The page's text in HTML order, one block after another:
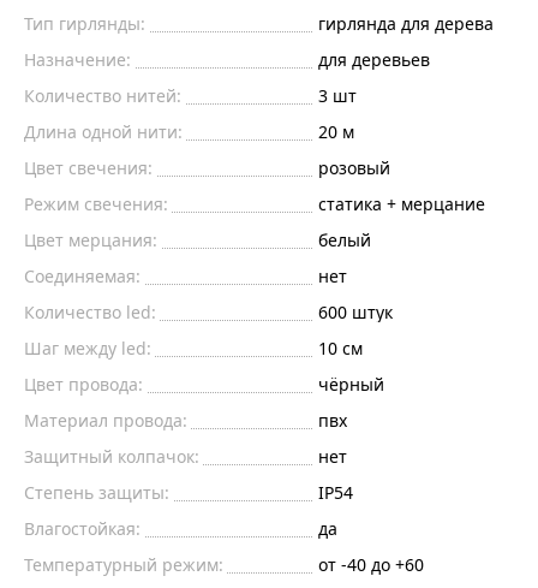
Тип гирлянды:
гирлянда для дерева
Назначение:
для деревьев
Количество нитей:
3 шт
Длина одной нити:
20 м
Цвет свечения:
розовый
Режим свечения:
статика + мерцание
Цвет мерцания:
белый
Соединяемая:
нет
Количество led:
600 штук
Шаг между led:
10 см
Цвет провода:
чёрный
Материал провода:
пвх
Защитный колпачок:
нет
Степень защиты:
IP54
Влагостойкая:
да
Температурный режим:
от -40 до +60